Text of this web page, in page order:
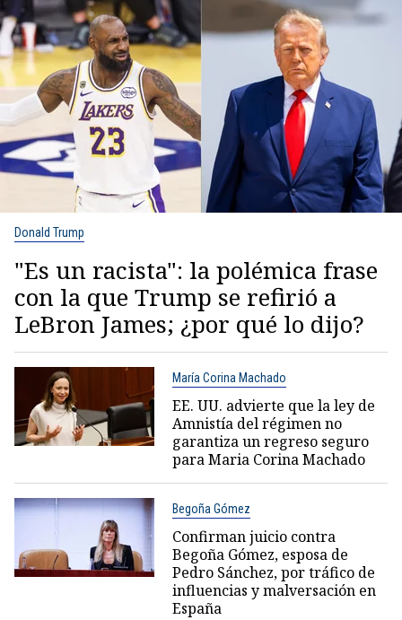
Donald Trump
"Es un racista": la polémica frase
con la que Trump se refirió a
LeBron James; ¿por qué lo dijo?
María Corina Machado
EE. UU. advierte que la ley de
Amnistía del régimen no
garantiza un regreso seguro
para Maria Corina Machado
Begoña Gómez
Confirman juicio contra
Begoña Gómez, esposa de
Pedro Sánchez, por tráfico de
influencias y malversación en
España